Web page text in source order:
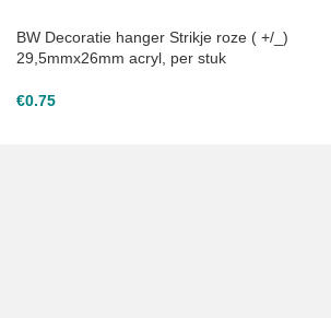
BW Decoratie hanger Strikje roze ( +/_)
29,5mmx26mm acryl, per stuk
€0.75